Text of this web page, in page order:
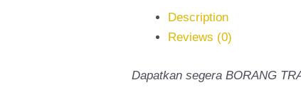
Description
Reviews (0)
Dapatkan segera BORANG